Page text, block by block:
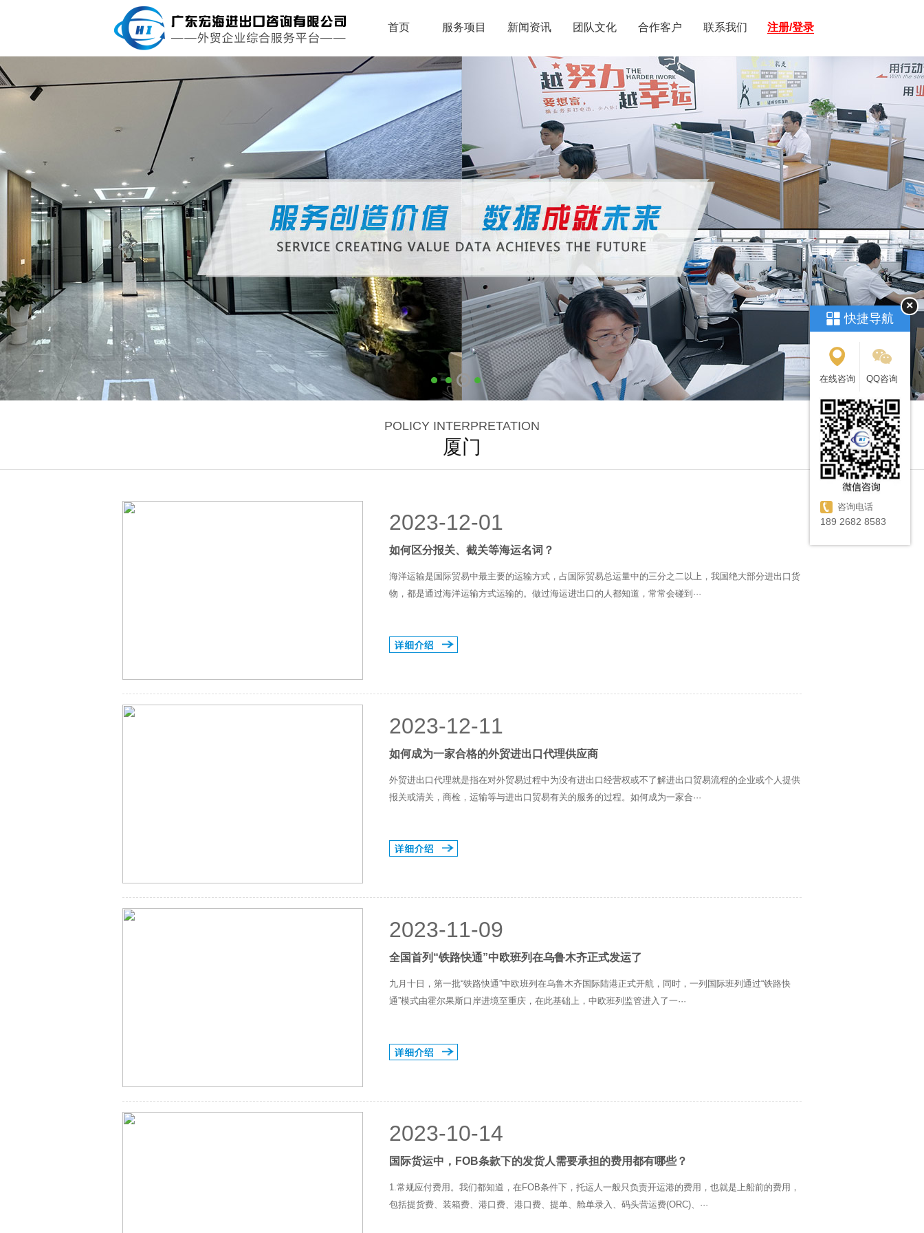
首页 服务项目 新闻资讯 团队文化 合作客户 联系我们 注册/登录
POLICY INTERPRETATION
厦门
2023-12-01
如何区分报关、截关等海运名词？
海洋运输是国际贸易中最主要的运输方式，占国际贸易总运量中的三分之二以上，我国绝大部分进出口货
物，都是通过海洋运输方式运输的。做过海运进出口的人都知道，常常会碰到···
2023-12-11
如何成为一家合格的外贸进出口代理供应商
外贸进出口代理就是指在对外贸易过程中为没有进出口经营权或不了解进出口贸易流程的企业或个人提供
报关或清关，商检，运输等与进出口贸易有关的服务的过程。如何成为一家合···
2023-11-09
全国首列“铁路快通”中欧班列在乌鲁木齐正式发运了
九月十日，第一批“铁路快通”中欧班列在乌鲁木齐国际陆港正式开航，同时，一列国际班列通过“铁路快
通”模式由霍尔果斯口岸进境至重庆，在此基础上，中欧班列监管进入了一···
2023-10-14
国际货运中，FOB条款下的发货人需要承担的费用都有哪些？
1.常规应付费用。我们都知道，在FOB条件下，托运人一般只负责开运港的费用，也就是上船前的费用，
包括提货费、装箱费、港口费、港口费、提单、舱单录入、码头营运费(ORC)、···
快捷导航
在线咨询 QQ咨询
咨询电话
189 2682 8583
×